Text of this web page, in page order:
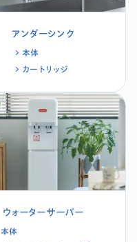
アンダーシンク
本体
カートリッジ
ウォーターサーバー
本体